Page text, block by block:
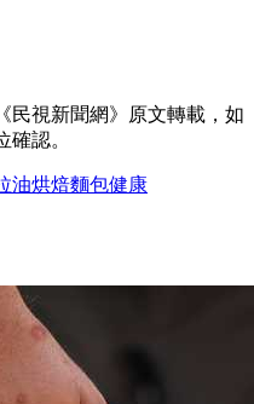
民視新聞網》原文轉載，如
認。
油烘焙麵包健康